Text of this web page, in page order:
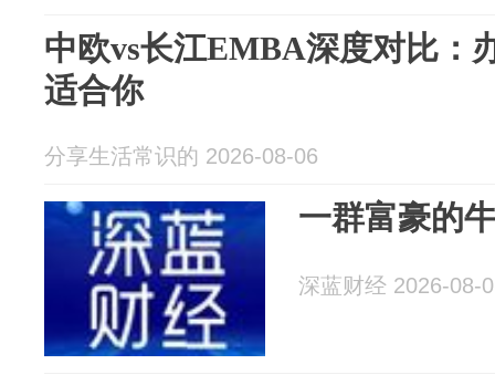
中欧vs长江EMBA深度对比：
适合你
分享生活常识的 2026-08-06
一群富豪的
深蓝财经 2026-08-